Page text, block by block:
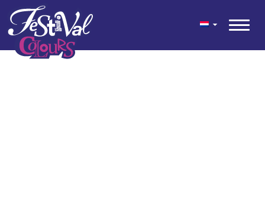
geen content gevonden
© 2026 Festival Colours® is een feestelijke mix van kleuren voor
tuin en terras ontwikkeld door Kwekerij Wouters.